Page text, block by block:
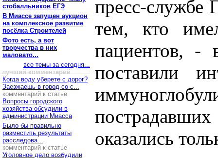
стобалльников ЕГЭ
В Миассе запущен аукцион
на комплексное развитие
посёлка Строителей
Фото есть, а вот
творчества в них
маловато...
все темы за сегодня...
лучший комментарий
Когда воду уберете с дорог?
Заезжаешь в город со с...
комментарий к статье
Вопросы городского
хозяйства обсудили в
администрации Миасса
Было бы правильно
разместить результаты
расследова...
комментарий к статье
Уголовное дело возбудили
пресс-службе
тем, кто
пациентов, -
поставили
оказались